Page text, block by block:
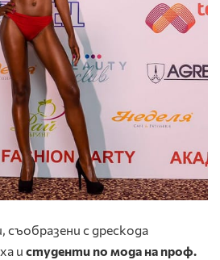
с дрескода
и студенти по мода на проф.